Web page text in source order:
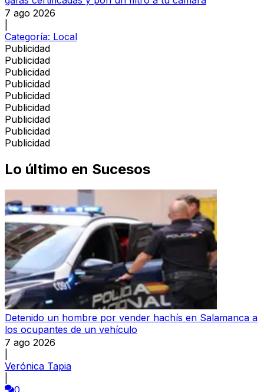
7 ago 2026
Categoría: Local
Publicidad
Publicidad
Publicidad
Publicidad
Publicidad
Publicidad
Publicidad
Publicidad
Publicidad
Lo último en Sucesos
Detenido un hombre por vender hachís en Salamanca a
los ocupantes de un vehículo
7 ago 2026
Verónica Tapia
0